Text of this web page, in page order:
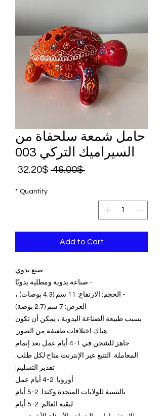
حامل شمعة سلحفاة من
السيراميك التركي 003
46.00$
Regular
32.20$
Quantity
*
Add to Cart
- صنع يدوي
- صناعة يدوية ومطلية يدويًا
- الحجم: الارتفاع: 11 سم (4.3 بوصات) ،
العرض: 7 سم (2.7 بوصة)
بسبب طبيعة الصناعة اليدوية ، يمكن أن تكون
هناك اختلافات طفيفة من الصور.
جاهز للشحن في 1-4 أيام عمل بعد إتمام
المعاملة. التتبع عبر الإنترنت متاح لكل طلب.
تقدير التسليم:
أوروبا: 2-4 أيام عمل
بالنسبة للولايات المتحدة وكندا: 2-5 أيام
لبقية العالم: 2-5 أيام